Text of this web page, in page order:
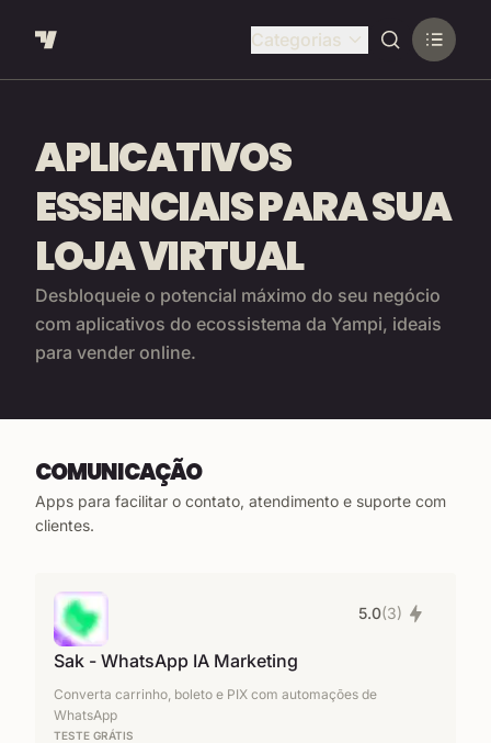
Categorias
APLICATIVOS
ESSENCIAIS PARA SUA
LOJA VIRTUAL
Desbloqueie o potencial máximo do seu negócio
com aplicativos do ecossistema da Yampi, ideais
para vender online.
COMUNICAÇÃO
Apps para facilitar o contato, atendimento e suporte com
clientes.
Sak - WhatsApp IA Marketing
Converta carrinho, boleto e PIX com automações de
WhatsApp
TESTE GRÁTIS
5.0(3)